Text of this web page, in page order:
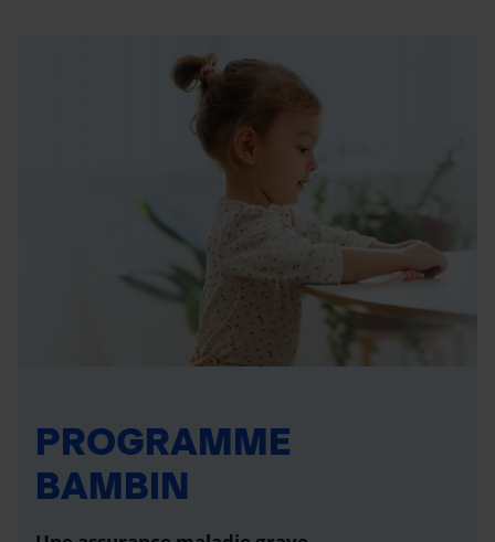
PROGRAMME
BAMBIN